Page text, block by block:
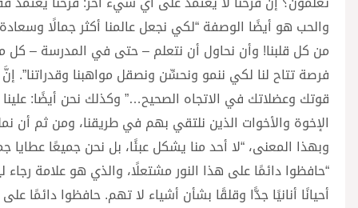
والحب هو أيضًا الوصفة “لكي نجعل عالمنا أكثر جمالًا
من كل قلبنا! وأن نحاول أن نتعلم – حتى في المدرسة –
فرصة تتاح لنا لكي ننمو ونحسِّن ونصقل مواهبنا وقدراتنا”.
قوتك وعضلاتك في الاتجاه الصحيح…” وكذلك نحن أيضًا:
الإخوة والأخوات الذين نلتقي بهم في طريقنا، ومن ثم
وبهذا المعنى، “لا أحد منا يشكل عبئًا، بل نحن جميعًا
“حافظوا دائمًا على هذا النور مشتعلًا، والذي هو علامة
أحيانًا أنانيًا جدًّا وقلقًا بشأن أشياء لا تهم. حافظوا دائمًا